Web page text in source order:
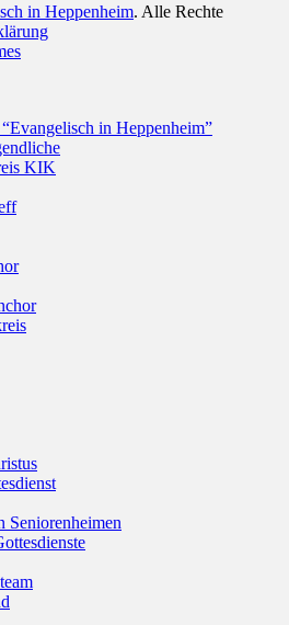
in Heppenheim. Alle Rechte
in Heppenheim”
KIK
Seniorenheimen